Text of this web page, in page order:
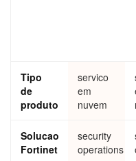
Cloud
Subsc
riptio
are
Premi
Tipo
de
produto
servico
em
nuvem
Solucao
Fortinet
security
operations